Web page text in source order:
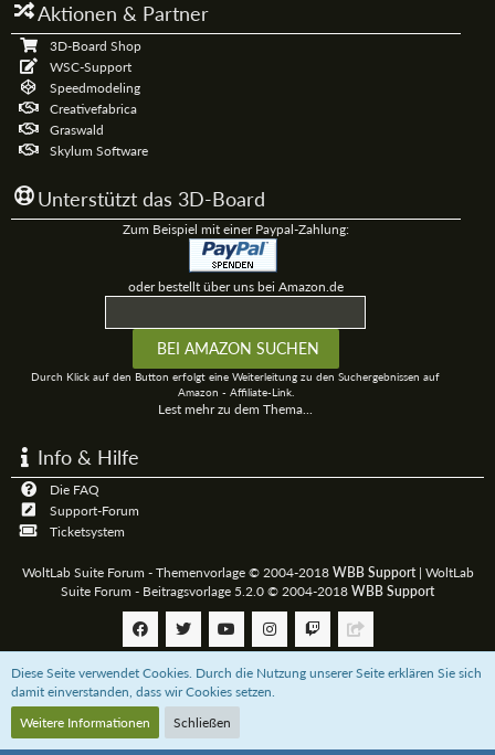
Aktionen & Partner
3D-Board Shop
WSC-Support
Speedmodeling
Creativefabrica
Graswald
Skylum Software
Unterstützt das 3D-Board
Zum Beispiel mit einer Paypal-Zahlung:
oder bestellt über uns bei Amazon.de
Durch Klick auf den Button erfolgt eine Weiterleitung zu den Suchergebnissen auf
Amazon - Affiliate-Link.
Lest mehr zu dem Thema...
Info & Hilfe
Die FAQ
Support-Forum
Ticketsystem
WoltLab Suite Forum - Themenvorlage © 2004-2018 WBB Support| WoltLab
Suite Forum - Beitragsvorlage 5.2.0 © 2004-2018 WBB Support
Community-Software:WoltLab Suite™
Unterstützt das 3D-Board mit einerPaypal-Zahlung oder bestellt über uns bei
Diese Seite verwendet Cookies. Durch die Nutzung unserer Seite erklären Sie sich
damit einverstanden, dass wir Cookies setzen.
Weitere Informationen
Schließen